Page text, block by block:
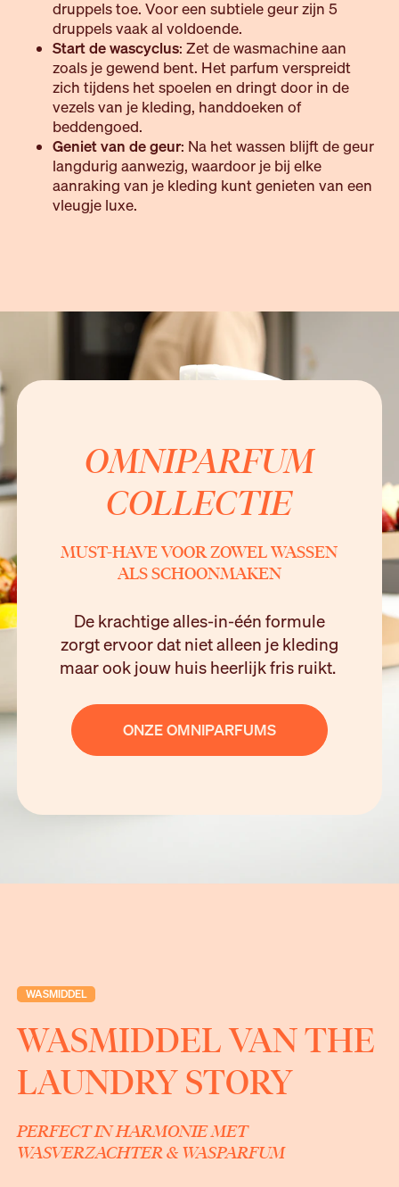
druppels toe. Voor een subtiele geur zijn 5
druppels vaak al voldoende.
Start de wascyclus: Zet de wasmachine aan
zoals je gewend bent. Het parfum verspreidt
zich tijdens het spoelen en dringt door in de
vezels van je kleding, handdoeken of
beddengoed.
Geniet van de geur: Na het wassen blijft de geur
langdurig aanwezig, waardoor je bij elke
aanraking van je kleding kunt genieten van een
vleugje luxe.
OMNIPARFUM
COLLECTIE
MUST-HAVE VOOR ZOWEL WASSEN
ALS SCHOONMAKEN
De krachtige alles-in-één formule
zorgt ervoor dat niet alleen je kleding
maar ook jouw huis heerlijk fris ruikt.
ONZE OMNIPARFUMS
WASMIDDEL
WASMIDDEL VAN THE
LAUNDRY STORY
PERFECT IN HARMONIE MET
WASVERZACHTER & WASPARFUM